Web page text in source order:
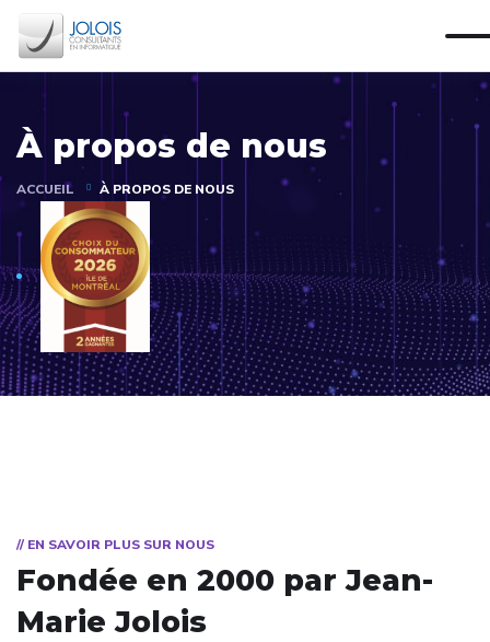
À propos de nous
ACCUEIL À PROPOS DE NOUS
// EN SAVOIR PLUS SUR NOUS
Fondée en 2000 par Jean-
Marie Jolois